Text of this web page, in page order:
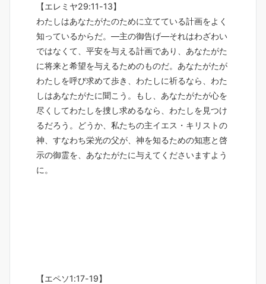
【エレミヤ29:11-13】
わたしはあなたがたのために立てている計画をよく
知っているからだ。―主の御告げ―それはわざわい
ではなくて、平安を与える計画であり、あなたがた
に将来と希望を与えるためのものだ。あなたがたが
わたしを呼び求めて歩き、わたしに祈るなら、わた
しはあなたがたに聞こう。もし、あなたがたが心を
尽くしてわたしを捜し求めるなら、わたしを見つけ
るだろう。どうか、私たちの主イエス・キリストの
神、すなわち栄光の父が、神を知るための知恵と啓
示の御霊を、あなたがたに与えてくださいますよう
に。
【エペソ1:17-19】